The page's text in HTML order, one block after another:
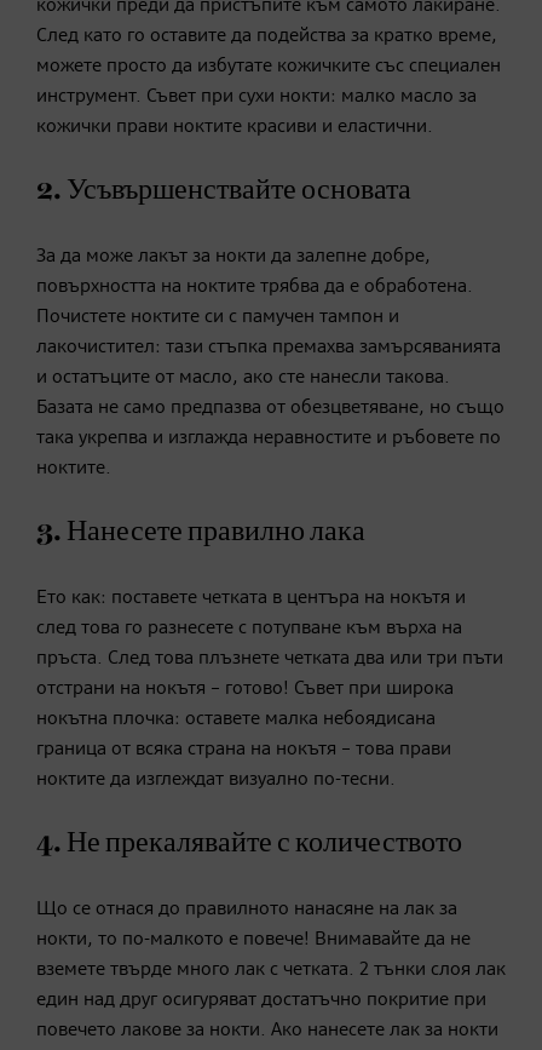
кожички преди да пристъпите към самото лакиране.
След като го оставите да подейства за кратко време,
можете просто да избутате кожичките със специален
инструмент. Съвет при сухи нокти: малко масло за
кожички прави ноктите красиви и еластични.
2. Усъвършенствайте основата
За да може лакът за нокти да залепне добре,
повърхността на ноктите трябва да е обработена.
Почистете ноктите си с памучен тампон и
лакочистител: тази стъпка премахва замърсяванията
и остатъците от масло, ако сте нанесли такова.
Базата не само предпазва от обезцветяване, но също
така укрепва и изглажда неравностите и ръбовете по
ноктите.
3. Нанесете правилно лака
Ето как: поставете четката в центъра на нокътя и
след това го разнесете с потупване към върха на
пръста. След това плъзнете четката два или три пъти
отстрани на нокътя – готово! Съвет при широка
нокътна плочка: оставете малка небоядисана
граница от всяка страна на нокътя – това прави
ноктите да изглеждат визуално по-тесни.
4. Не прекалявайте с количеството
Що се отнася до правилното нанасяне на лак за
нокти, то по-малкото е повече! Внимавайте да не
вземете твърде много лак с четката. 2 тънки слоя лак
един над друг осигуряват достатъчно покритие при
повечето лакове за нокти. Ако нанесете лак за нокти